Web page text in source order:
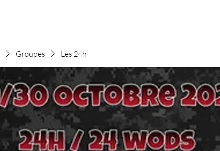
Groupes Les 24h